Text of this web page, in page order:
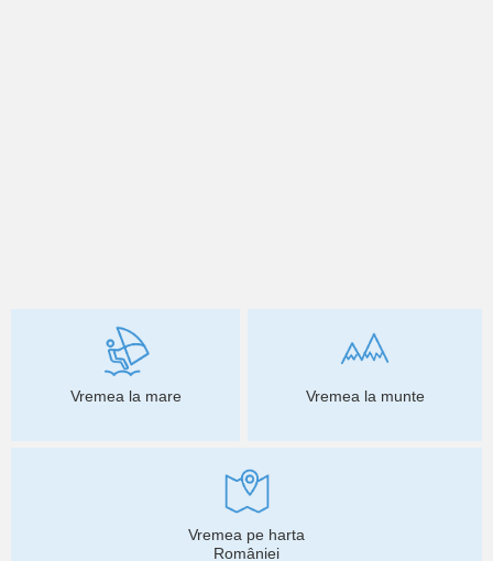
Vremea la mare Vremea la munte
Vremea pe harta
României